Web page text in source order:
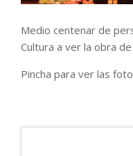
Medio centenar de
Cultura a ver la obra
Pincha para ver las